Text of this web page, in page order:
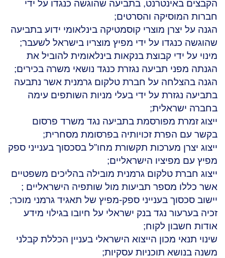
הקבצים באינטרנט, בתביעה שהוגשה כנגדו על ידי
חברות המוסיקה והסרטים;
הגנה על יצרן מוצרי קוסמטיקה בינלאומי ידוע בתביעה
שהוגשה כנגדו על ידי מפיץ מוצריו בישראל לשעבר;
מינוי על ידי קבוצת בנקאות בינלאומית להוביל את
הגנתה מפני תביעה נגזרת כנגד נושאי משרה בכירים;
הגנה בהצלחה על חברת טלקום גרמנית אשר נתבעה
בתביעה נגזרת על ידי בעלי מניות השותפים עימה
בחברה ישראלית;
ייצוג זמרת מפורסמת בתביעה נגד משרד פרסום
בקשר עם הפרת זכויותיה בפרסומת מסחרית;
ייצוג יצרן מערכות תקשורת מחו”ל בסכסוך בענייני ספק
מפיץ עם מפיציו הישראליים;
ייצוג חברת טלקום גרמנית מובילה בהליכים משפטיים
אשר כללו מספר תביעות מול שותפיה הישראליים ;
יישוב סכסוך בענייני ספק-מפיץ של תאגיד גרמני מוכר;
זכיה בערעור נגד בנק ישראלי על חיובו בגילוי מידע
אודות חשבון לקוח;
שינוי תנאי מכון הייצוא הישראלי בעניין הכללת קבלני
משנה בנושא תוכניות עסקיות;